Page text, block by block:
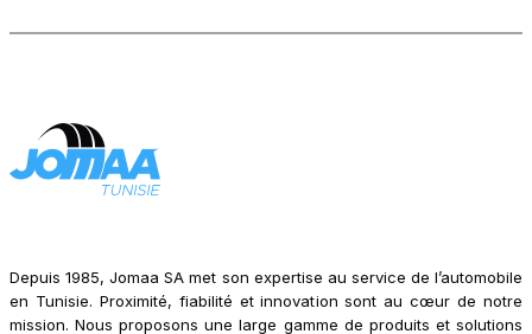
Depuis 1985, Jomaa SA met son expertise au service de l’automobile
en Tunisie. Proximité, fiabilité et innovation sont au cœur de notre
mission. Nous proposons une large gamme de produits et solutions